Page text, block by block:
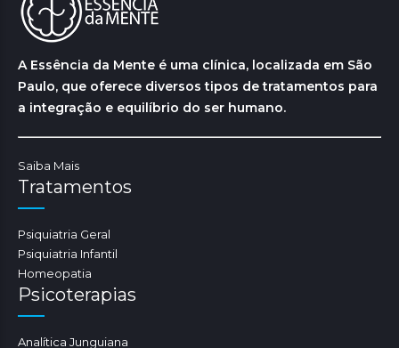
A Essência da Mente é uma clínica, localizada em São
Paulo, que oferece diversos tipos de tratamentos para
a integração e equilíbrio do ser humano.
Saiba Mais
Tratamentos
Psiquiatria Geral
Psiquiatria Infantil
Homeopatia
Psicoterapias
Analítica Junguiana